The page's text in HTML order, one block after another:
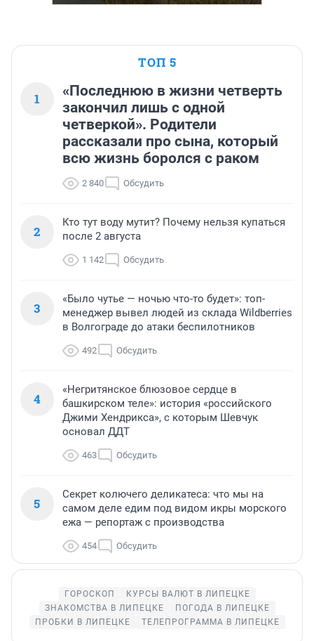
ТОП 5
1
«Последнюю в жизни четверть
закончил лишь с одной
четверкой». Родители
рассказали про сына, который
всю жизнь боролся с раком
2 840 Обсудить
2
Кто тут воду мутит? Почему нельзя купаться
после 2 августа
1 142 Обсудить
3
«Было чутье — ночью что-то будет»: топ-
менеджер вывел людей из склада Wildberries
в Волгограде до атаки беспилотников
492 Обсудить
4
«Негритянское блюзовое сердце в
башкирском теле»: история «российского
Джими Хендрикса», с которым Шевчук
основал ДДТ
463 Обсудить
5
Секрет колючего деликатеса: что мы на
самом деле едим под видом икры морского
ежа — репортаж с производства
454 Обсудить
ГОРОСКОП
КУРСЫ ВАЛЮТ В ЛИПЕЦКЕ
ЗНАКОМСТВА В ЛИПЕЦКЕ
ПОГОДА В ЛИПЕЦКЕ
ПРОБКИ В ЛИПЕЦКЕ
ТЕЛЕПРОГРАММА В ЛИПЕЦКЕ